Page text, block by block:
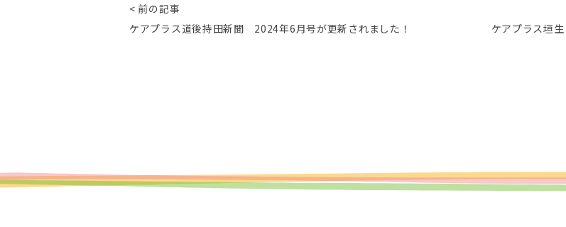
< 前の記事
ケアプラス道後持田新聞 2024年6月号が更新されました！
ケアプラス垣